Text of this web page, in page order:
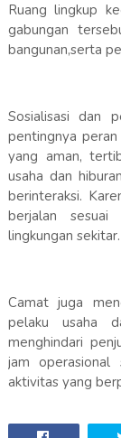
Ruang lingkup
gabungan
bangunan,serta
Sosialisasi dan
pentingnya
yang aman,
usaha dan
berinteraksi.
berjalan sesuai
lingkungan sekitar.
Camat juga
pelaku usaha
menghindari
jam operasional
aktivitas yang